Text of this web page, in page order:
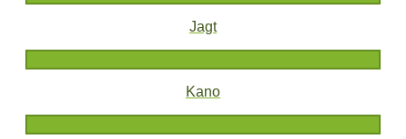
Jagt
Kano